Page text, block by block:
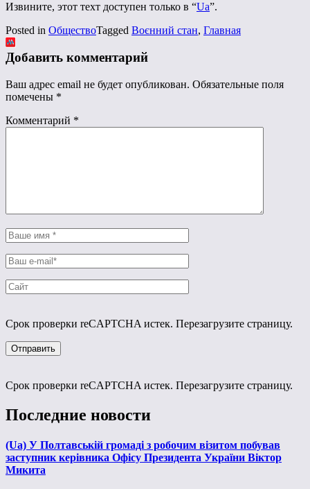
Извините, этот техт доступен только в “Ua”.
Posted in ОбществоTagged Воєнний стан, Главная
Добавить комментарий
Ваш адрес email не будет опубликован. Обязательные поля
помечены *
Комментарий *
Срок проверки reCAPTCHA истек. Перезагрузите страницу.
Срок проверки reCAPTCHA истек. Перезагрузите страницу.
Последние новости
(Ua) У Полтавській громаді з робочим візитом побував
заступник керівника Офісу Президента України Віктор
Микита